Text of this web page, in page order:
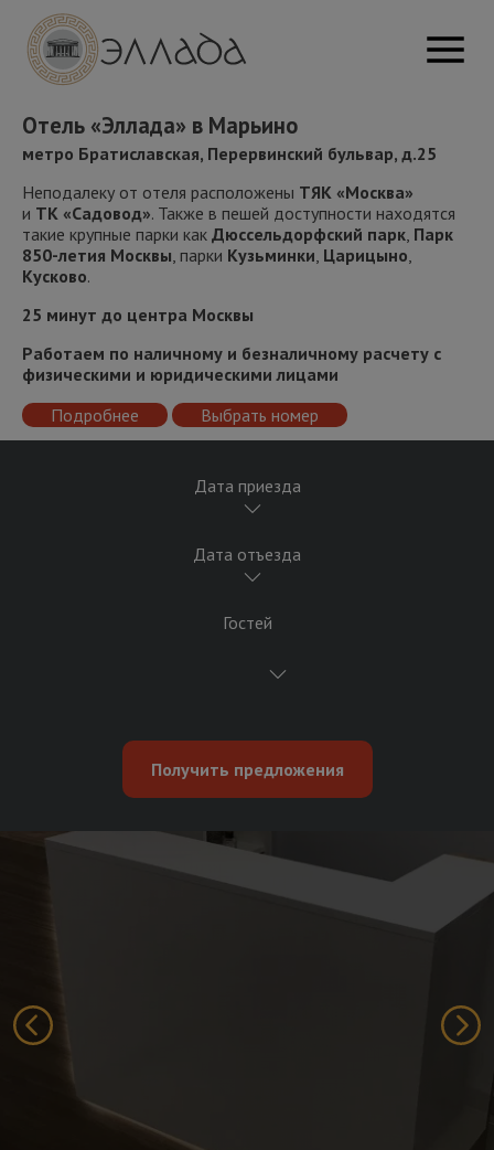
Отель «Эллада» в Марьино
метро Братиславская, Перервинский бульвар, д.25
Неподалеку от отеля расположены ТЯК «Москва»
и ТК «Садовод». Также в пешей доступности находятся
такие крупные парки как Дюссельдорфский парк, Парк
850-летия Москвы, парки Кузьминки, Царицыно,
Кусково.
25 минут до центра Москвы
Работаем по наличному и безналичному расчету с
физическими и юридическими лицами
Подробнее
Выбрать номер
Дата приезда
Дата отъезда
Гостей
Получить предложения